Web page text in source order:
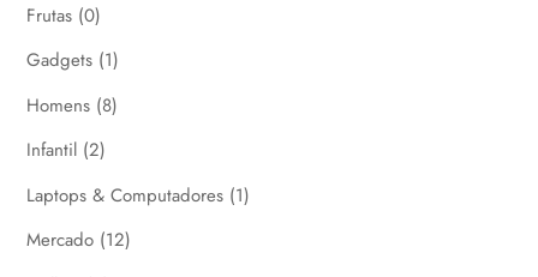
Frutas (0)
Gadgets (1)
Homens (8)
Infantil (2)
Laptops & Computadores (1)
Mercado (12)